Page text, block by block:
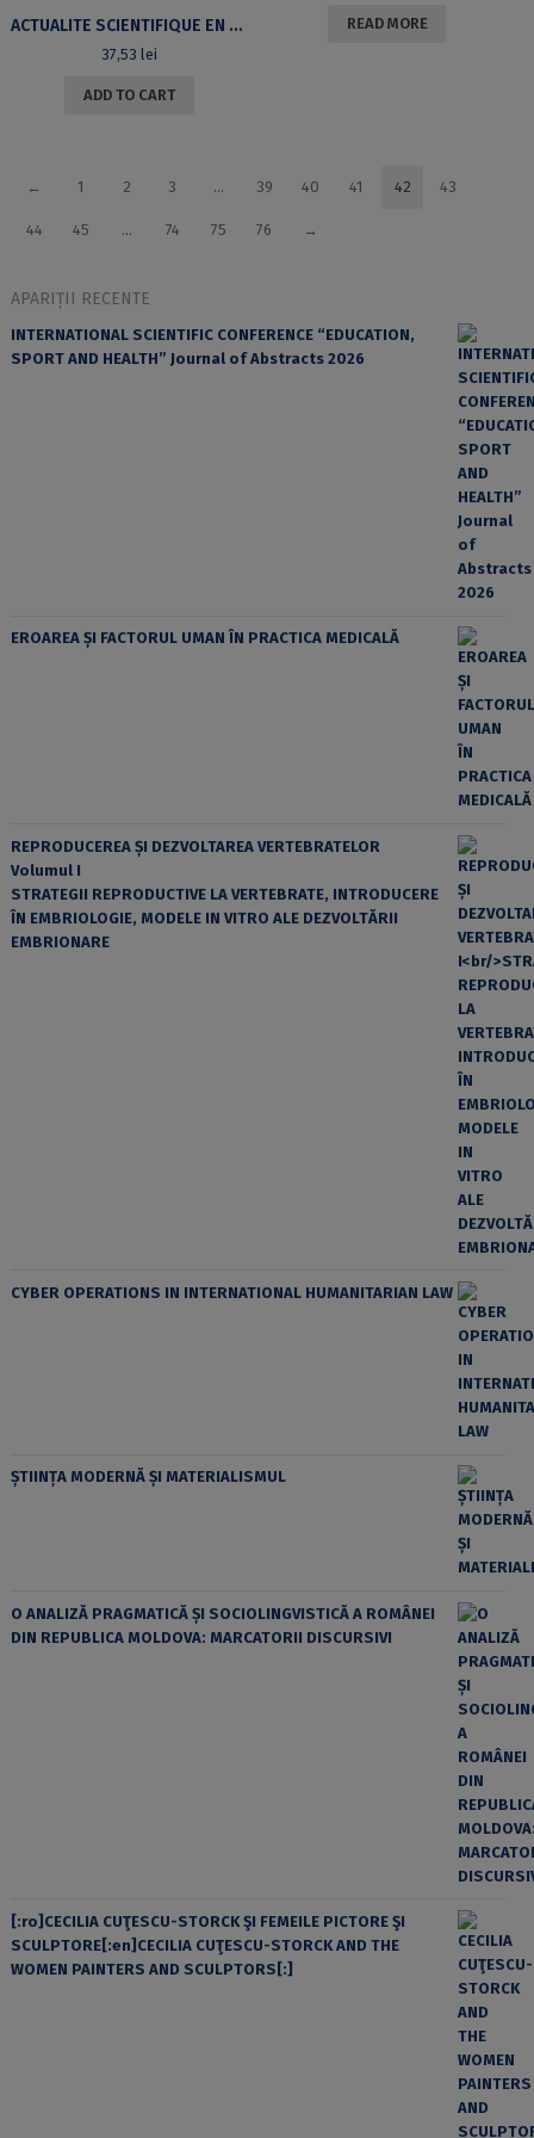
ACTUALITE SCIENTIFIQUE EN COMMUNICATION DES ORGANISATIONS: QUESTIONNER LES NOUVEAUX ENJEUX, PROBLEMATIQUES ET PRACTIQUES
37,53 lei
ADD TO CART
READ MORE
← 1 2 3 … 39 40 41 42 43
44 45 … 74 75 76 →
APARIȚII RECENTE
INTERNATIONAL SCIENTIFIC CONFERENCE “EDUCATION,
SPORT AND HEALTH” Journal of Abstracts 2026
EROAREA ȘI FACTORUL UMAN ÎN PRACTICA MEDICALĂ
REPRODUCEREA ȘI DEZVOLTAREA VERTEBRATELOR
Volumul I
STRATEGII REPRODUCTIVE LA VERTEBRATE, INTRODUCERE
ÎN EMBRIOLOGIE, MODELE IN VITRO ALE DEZVOLTĂRII
EMBRIONARE
CYBER OPERATIONS IN INTERNATIONAL HUMANITARIAN LAW
ȘTIINȚA MODERNĂ ȘI MATERIALISMUL
O ANALIZĂ PRAGMATICĂ ȘI SOCIOLINGVISTICĂ A ROMÂNEI
DIN REPUBLICA MOLDOVA: MARCATORII DISCURSIVI
[:ro]CECILIA CUŢESCU-STORCK ŞI FEMEILE PICTORE ŞI
SCULPTORE[:en]CECILIA CUŢESCU-STORCK AND THE
WOMEN PAINTERS AND SCULPTORS[:]